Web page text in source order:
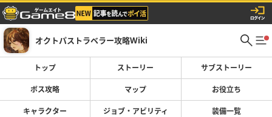
オクトパストラベラー攻略Wiki
トップ ストーリー サブストーリー
ボス攻略 マップ お役立ち
キャラクター ジョブ・アビリティ 装備一覧